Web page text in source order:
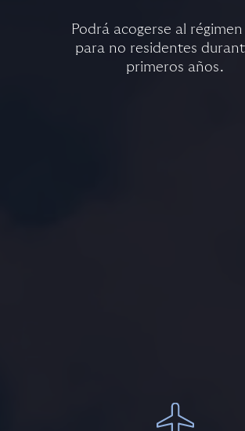
Podrá acogerse al régimen
para no residentes
primeros años.